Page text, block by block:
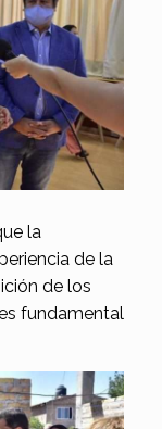
la
de la
de los
fundamental